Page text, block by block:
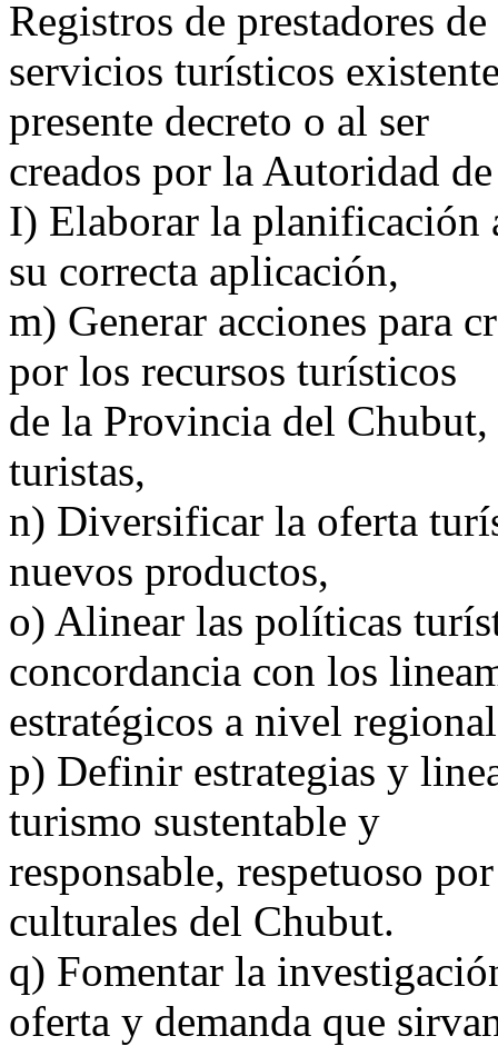
Registros de prestadores de
servicios turísticos
presente decreto o al ser
creados por la Autoridad
I) Elaborar la planificación
su correcta aplicación,
m) Generar acciones para
por los recursos turísticos
de la Provincia del
turistas,
n) Diversificar la oferta
nuevos productos,
o) Alinear las políticas
concordancia con los
estratégicos a nivel
p) Definir estrategias y
turismo sustentable y
responsable, respetuoso
culturales del Chubut.
q) Fomentar la
oferta y demanda que